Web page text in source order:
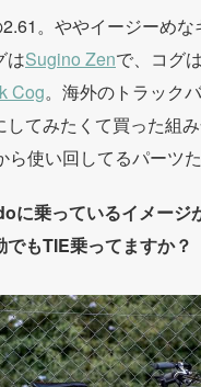
。ややイージーめな
はSugino Zenで、コグは
Cog。海外のトラック
してみたくて買った組
ら使い回してるパーツた
に乗っているイメージ
でもTIE乗ってますか？